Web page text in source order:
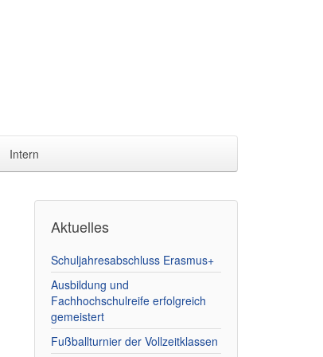
Intern
Aktuelles
Schuljahresabschluss Erasmus+
Ausbildung und
Fachhochschulreife erfolgreich
gemeistert
Fußballturnier der Vollzeitklassen